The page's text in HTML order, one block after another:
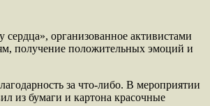
организованное активистами
получение положительных эмоций и
за что-либо. В мероприятии
из бумаги и картона красочные